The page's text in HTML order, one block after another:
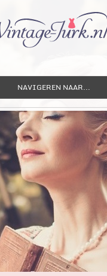
NAVIGEREN NAAR...